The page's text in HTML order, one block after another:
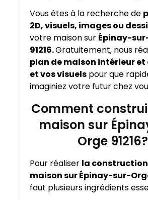
Vous êtes à la recherche de
2D, visuels, images ou
votre maison sur Épinay-
91216.Gratuitement, nous
plan de maison intérieur et
et vos visuels pour que
imaginiez votre futur chez
Comment
maison sur
Orge 91216?
Pour réaliser la
maison sur Épinay-sur-
faut plusieurs ingrédients